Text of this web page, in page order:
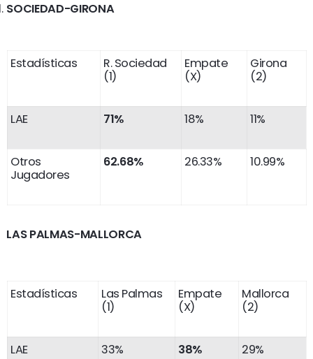
SOCIEDAD-GIRONA
Estadísticas
R. Sociedad
(1)
Empate
(X)
Girona
(2)
LAE 71% 18% 11%
Otros
Jugadores
62.68% 26.33% 10.99%
LAS PALMAS-MALLORCA
Estadísticas
Las Palmas
(1)
Empate
(X)
Mallorca
(2)
LAE 33% 38% 29%